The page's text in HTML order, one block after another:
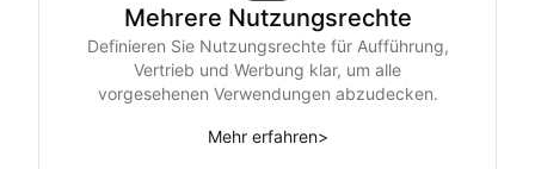
Mehrere Nutzungsrechte
Definieren Sie Nutzungsrechte für Aufführung,
Vertrieb und Werbung klar, um alle
vorgesehenen Verwendungen abzudecken.
Mehr erfahren>